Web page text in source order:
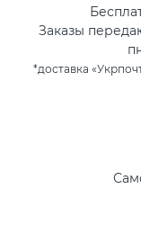
Заказы
*доставка